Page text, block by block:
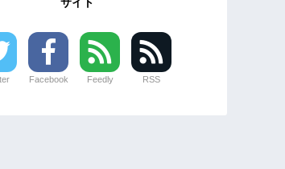
サイト
Facebook Feedly RSS